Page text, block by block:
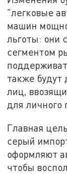
"легковые
машин
льготы: они
сегментом
также будут
лиц,
для личного
Главная
серый
оформляют
чтобы